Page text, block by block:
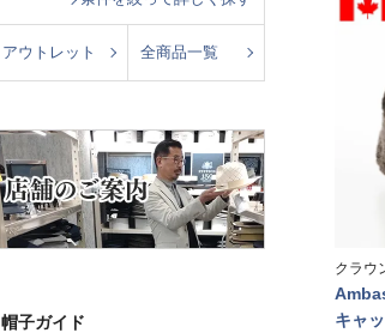
クラウ
キャ
アウトレット 全商品一覧
帽子ガイド